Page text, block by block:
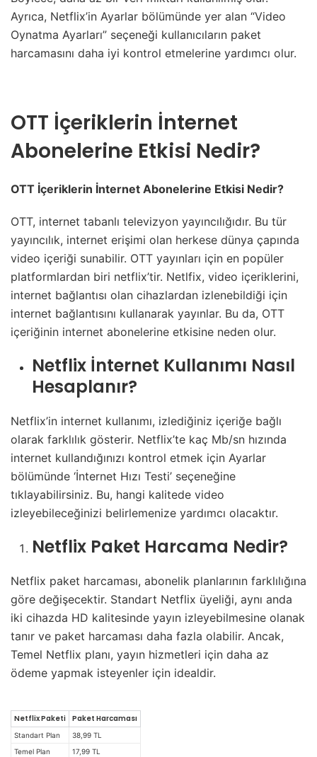
Ayrıca, Netflix’in Ayarlar bölümünde yer alan “Video
Oynatma Ayarları” seçeneği kullanıcıların paket
harcamasını daha iyi kontrol etmelerine yardımcı olur.
OTT İçeriklerin İnternet
Abonelerine Etkisi Nedir?
OTT İçeriklerin İnternet Abonelerine Etkisi Nedir?
OTT, internet tabanlı televizyon yayıncılığıdır. Bu tür
yayıncılık, internet erişimi olan herkese dünya çapında
video içeriği sunabilir. OTT yayınları için en popüler
platformlardan biri netflix’tir. Netlfix, video içeriklerini,
internet bağlantısı olan cihazlardan izlenebildiği için
internet bağlantısını kullanarak yayınlar. Bu da, OTT
içeriğinin internet abonelerine etkisine neden olur.
Netflix İnternet Kullanımı Nasıl
Hesaplanır?
Netflix’in internet kullanımı, izlediğiniz içeriğe bağlı
olarak farklılık gösterir. Netflix’te kaç Mb/sn hızında
internet kullandığınızı kontrol etmek için Ayarlar
bölümünde ‘İnternet Hızı Testi’ seçeneğine
tıklayabilirsiniz. Bu, hangi kalitede video
izleyebileceğinizi belirlemenize yardımcı olacaktır.
Netflix Paket Harcama Nedir?
Netflix paket harcaması, abonelik planlarının farklılığına
göre değişecektir. Standart Netflix üyeliği, aynı anda
iki cihazda HD kalitesinde yayın izleyebilmesine olanak
tanır ve paket harcaması daha fazla olabilir. Ancak,
Temel Netflix planı, yayın hizmetleri için daha az
ödeme yapmak isteyenler için idealdir.
Netflix Paketi Paket Harcaması
Standart Plan
38,99 TL
Temel Plan
17,99 TL